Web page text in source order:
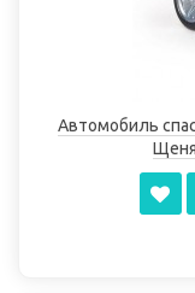
Автомобиль